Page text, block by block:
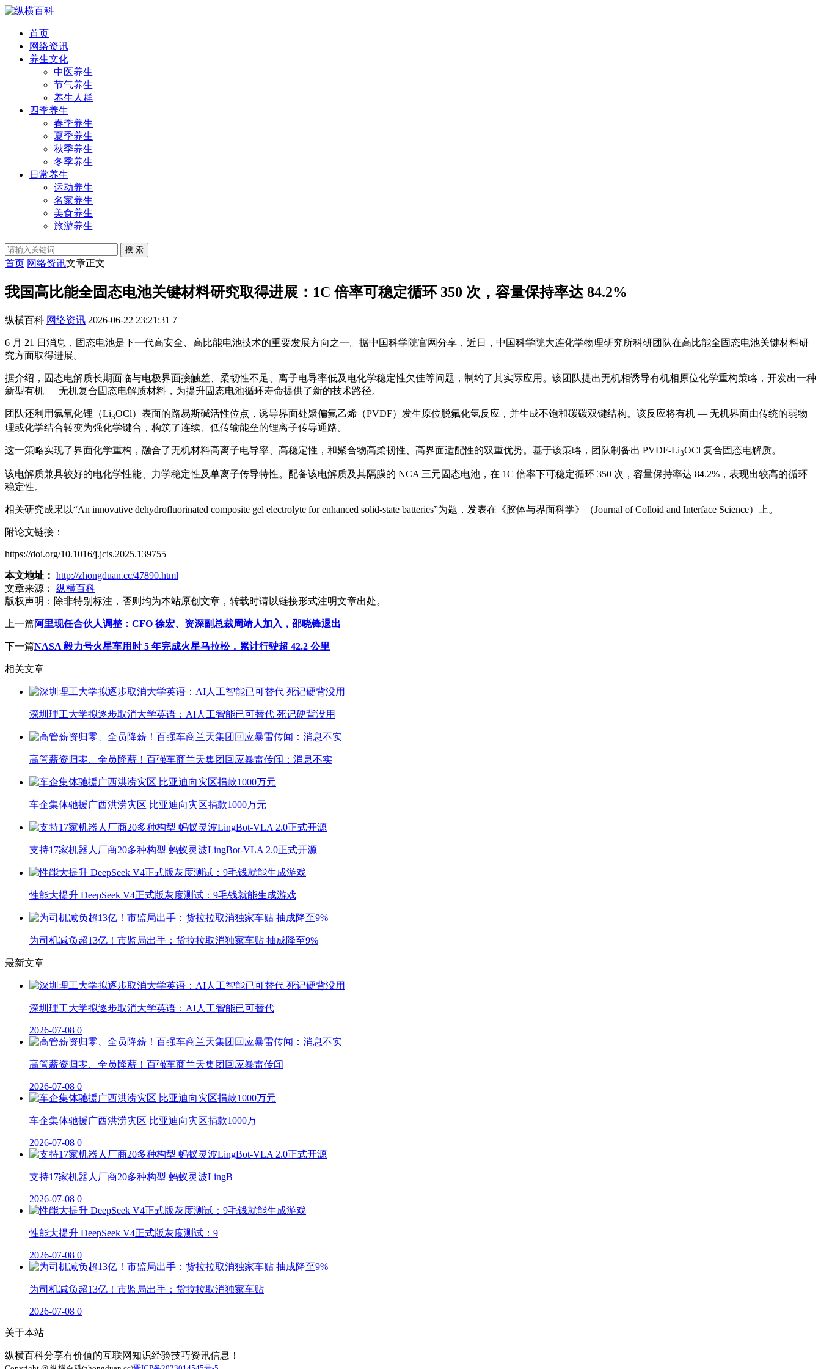
首页
网络资讯
养生文化
中医养生
节气养生
养生人群
四季养生
春季养生
夏季养生
秋季养生
冬季养生
日常养生
运动养生
名家养生
美食养生
旅游养生
搜 索
首页 网络资讯文章正文
我国高比能全固态电池关键材料研究取得进展：1C 倍率可稳定循环 350 次，容量保持率达 84.2%
纵横百科 网络资讯 2026-06-22 23:21:31 7
6 月 21 日消息，固态电池是下一代高安全、高比能电池技术的重要发展方向之一。据中国科学院官网分享，近日，中国科学院大连化学物理研究所科研团队在高比能全固态电池关键材料研
究方面取得进展。
据介绍，固态电解质长期面临与电极界面接触差、柔韧性不足、离子电导率低及电化学稳定性欠佳等问题，制约了其实际应用。该团队提出无机相诱导有机相原位化学重构策略，开发出一种
新型有机 — 无机复合固态电解质材料，为提升固态电池循环寿命提供了新的技术路径。
团队还利用氯氧化锂（Li3OCl）表面的路易斯碱活性位点，诱导界面处聚偏氟乙烯（PVDF）发生原位脱氟化氢反应，并生成不饱和碳碳双键结构。该反应将有机 — 无机界面由传统的弱物
理或化学结合转变为强化学键合，构筑了连续、低传输能垒的锂离子传导通路。
这一策略实现了界面化学重构，融合了无机材料高离子电导率、高稳定性，和聚合物高柔韧性、高界面适配性的双重优势。基于该策略，团队制备出 PVDF-Li3OCl 复合固态电解质。
该电解质兼具较好的电化学性能、力学稳定性及单离子传导特性。配备该电解质及其隔膜的 NCA 三元固态电池，在 1C 倍率下可稳定循环 350 次，容量保持率达 84.2%，表现出较高的循环
稳定性。
相关研究成果以“An innovative dehydrofluorinated composite gel electrolyte for enhanced solid-state batteries”为题，发表在《胶体与界面科学》（Journal of Colloid and Interface Science）上。
附论文链接：
https://doi.org/10.1016/j.jcis.2025.139755
本文地址： http://zhongduan.cc/47890.html
文章来源：
纵横百科
版权声明： 除非特别标注，否则均为本站原创文章，转载时请以链接形式注明文章出处。
上一篇阿里现任合伙人调整：CFO 徐宏、资深副总裁周靖人加入，邵晓锋退出
下一篇NASA 毅力号火星车用时 5 年完成火星马拉松，累计行驶超 42.2 公里
相关文章
深圳理工大学拟逐步取消大学英语：AI人工智能已可替代 死记硬背没用
高管薪资归零、全员降薪！百强车商兰天集团回应暴雷传闻：消息不实
车企集体驰援广西洪涝灾区 比亚迪向灾区捐款1000万元
支持17家机器人厂商20多种构型 蚂蚁灵波LingBot-VLA 2.0正式开源
性能大提升 DeepSeek V4正式版灰度测试：9毛钱就能生成游戏
为司机减负超13亿！市监局出手：货拉拉取消独家车贴 抽成降至9%
最新文章
深圳理工大学拟逐步取消大学英语：AI人工智能已可替代
2026-07-08 0
高管薪资归零、全员降薪！百强车商兰天集团回应暴雷传闻
2026-07-08 0
车企集体驰援广西洪涝灾区 比亚迪向灾区捐款1000万
2026-07-08 0
支持17家机器人厂商20多种构型 蚂蚁灵波LingB
2026-07-08 0
性能大提升 DeepSeek V4正式版灰度测试：9
2026-07-08 0
为司机减负超13亿！市监局出手：货拉拉取消独家车贴
2026-07-08 0
关于本站
纵横百科分享有价值的互联网知识经验技巧资讯信息！